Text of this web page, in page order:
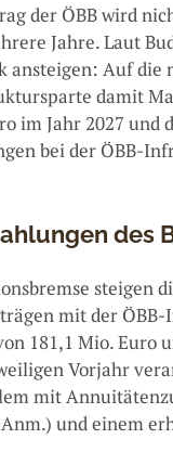
der ÖBB wird
Jahre. Laut
ansteigen: Auf
damit
im Jahr 2027 und
bei der ÖBB-
des
steigen
mit der
181,1 Mio. Euro
Vorjahr
mit
und einem